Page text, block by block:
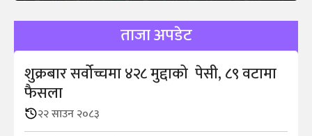
ताजा अपडेट
शुक्रबार सर्वोच्चमा ४२८ मुद्दाको पेसी, ८९ वटामा
फैसला
२२ साउन २०८३